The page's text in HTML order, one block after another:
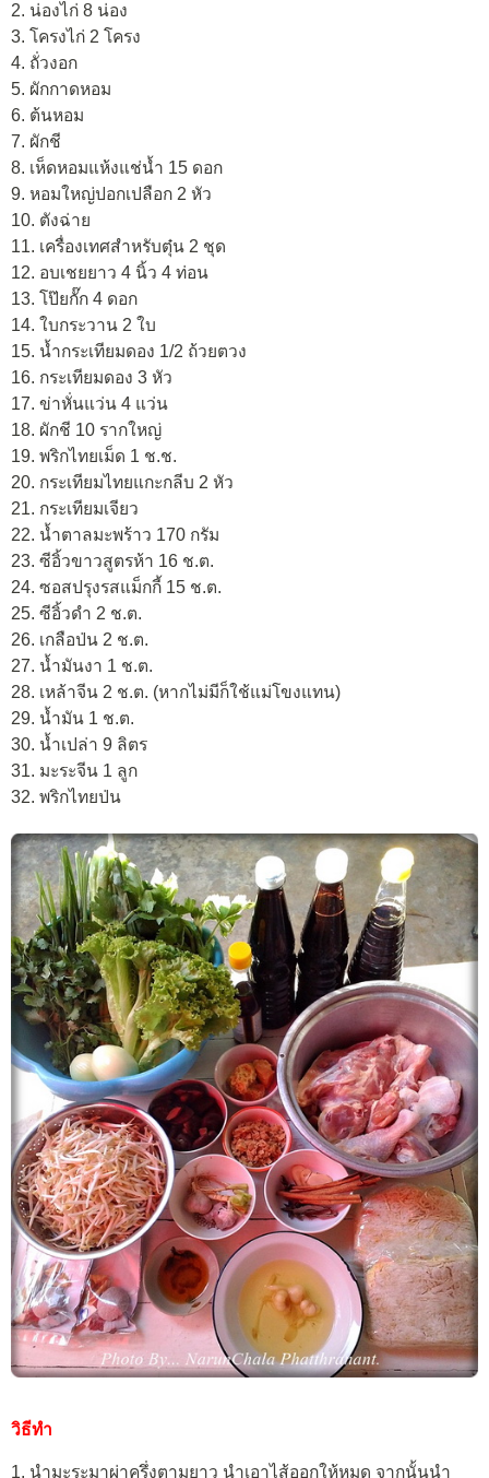
2. น่องไก่ 8 น่อง
3. โครงไก่ 2 โครง
4. ถั่วงอก
5. ผักกาดหอม
6. ต้นหอม
7. ผักชี
8. เห็ดหอมแห้งแช่น้ำ 15 ดอก
9. หอมใหญ่ปอกเปลือก 2 หัว
10. ตังฉ่าย
11. เครื่องเทศสำหรับตุ๋น 2 ชุด
12. อบเชยยาว 4 นิ้ว 4 ท่อน
13. โป๊ยกั๊ก 4 ดอก
14. ใบกระวาน 2 ใบ
15. น้ำกระเทียมดอง 1/2 ถ้วยตวง
16. กระเทียมดอง 3 หัว
17. ข่าหั่นแว่น 4 แว่น
18. ผักชี 10 รากใหญ่
19. พริกไทยเม็ด 1 ช.ช.
20. กระเทียมไทยแกะกลีบ 2 หัว
21. กระเทียมเจียว
22. น้ำตาลมะพร้าว 170 กรัม
23. ซีอิ้วขาวสูตรห้า 16 ช.ต.
24. ซอสปรุงรสแม็กกี้ 15 ช.ต.
25. ซีอิ้วดำ 2 ช.ต.
26. เกลือป่น 2 ช.ต.
27. น้ำมันงา 1 ช.ต.
28. เหล้าจีน 2 ช.ต. (หากไม่มีก็ใช้แม่โขงแทน)
29. น้ำมัน 1 ช.ต.
30. น้ำเปล่า 9 ลิตร
31. มะระจีน 1 ลูก
32. พริกไทยป่น
วิธีทำ
1. นำมะระมาผ่าครึ่งตามยาว นำเอาไส้ออกให้หมด จากนั้นนำ